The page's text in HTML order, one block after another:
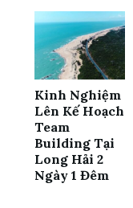
Kinh Nghiệm
Lên Kế Hoạch
Team
Building Tại
Long Hải 2
Ngày 1 Đêm